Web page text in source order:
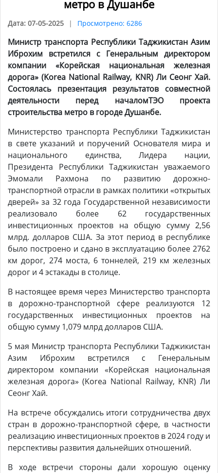
метро в Душанбе
Дата: 07-05-2025 Просмотрено: 6286
Министр транспорта Республики Таджикистан Азим
Иброхим встретился с Генеральным директором
компании «Корейская национальная железная
дорога» (Korea National Railway, KNR) Ли Сеонг Хай.
Состоялась презентация результатов совместной
деятельности перед началомТЭО проекта
строительства метро в городе Душанбе.
Министерство транспорта Республики Таджикистан
в свете указаний и поручений Основателя мира и
национального единства, Лидера нации,
Президента Республики Таджикистан уважаемого
Эмомали Рахмона по развитию дорожно-
транспортной отрасли в рамках политики «открытых
дверей» за 32 года Государственной независимости
реализовало более 62 государственных
инвестиционных проектов на общую сумму 2,56
млрд. долларов США. За этот период в республике
было построено и сдано в эксплуатацию более 2762
км дорог, 274 моста, 6 тоннелей, 219 км железных
дорог и 4 эстакады в столице.
В настоящее время через Министерство транспорта
в дорожно-транспортной сфере реализуются 12
государственных инвестиционных проектов на
общую сумму 1,079 млрд долларов США.
5 мая Министр транспорта Республики Таджикистан
Азим Иброхим встретился с Генеральным
директором компании «Корейская национальная
железная дорога» (Korea National Railway, KNR) Ли
Сеонг Хай.
На встрече обсуждались итоги сотрудничества двух
стран в дорожно-транспортной сфере, в частности
реализацию инвестиционных проектов в 2024 году и
перспективы развития дальнейших отношений.
В ходе встречи стороны дали хорошую оценку